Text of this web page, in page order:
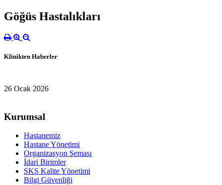
Göğüs Hastalıkları
Klinikten Haberler
26 Ocak 2026
Kurumsal
Hastanemiz
Hastane Yönetimi
Organizasyon Şeması
İdari Birimler
SKS Kalite Yönetimi
Bilgi Güvenliği